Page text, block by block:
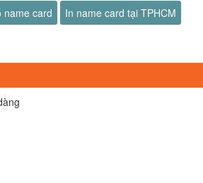
name card
In name card tại TPHCM